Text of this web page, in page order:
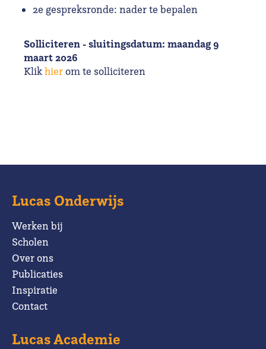
2e gespreksronde: nader te bepalen
Solliciteren - sluitingsdatum: maandag 9
maart 2026
Klikhierom te solliciteren
Lucas Onderwijs
Werken bij
Scholen
Over ons
Publicaties
Inspiratie
Contact
Lucas Academie